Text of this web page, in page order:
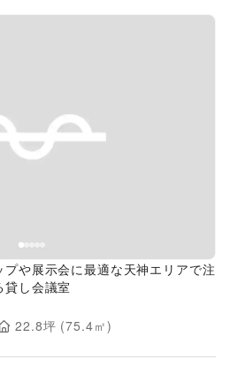
プや展示会に最適な天神エリアで注
貸し会議室
22.8坪 (75.4㎡)